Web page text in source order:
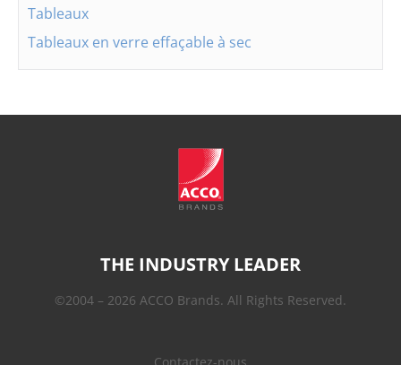
Tableaux
Tableaux en verre effaçable à sec
THE INDUSTRY LEADER
©2004 – 2026 ACCO Brands. All Rights Reserved.